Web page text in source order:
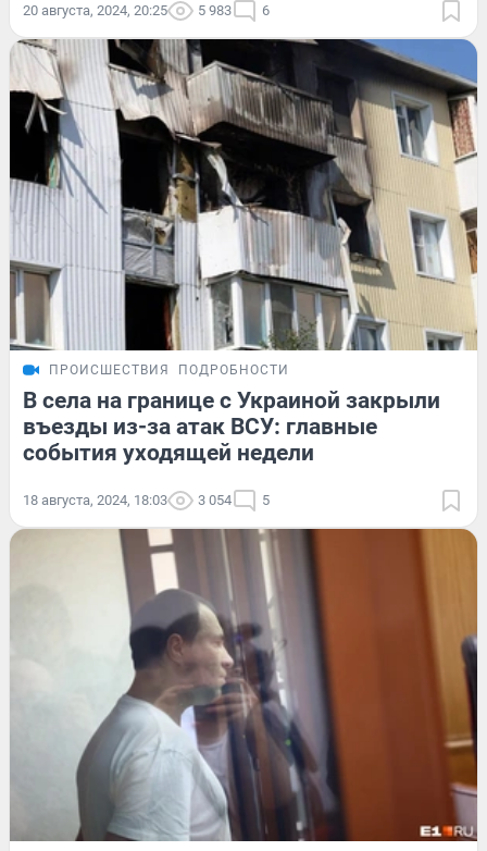
20 августа, 2024, 20:25 5 983 6
ПРОИСШЕСТВИЯ ПОДРОБНОСТИ
В села на границе с Украиной закрыли
въезды из-за атак ВСУ: главные
события уходящей недели
18 августа, 2024, 18:03 3 054 5